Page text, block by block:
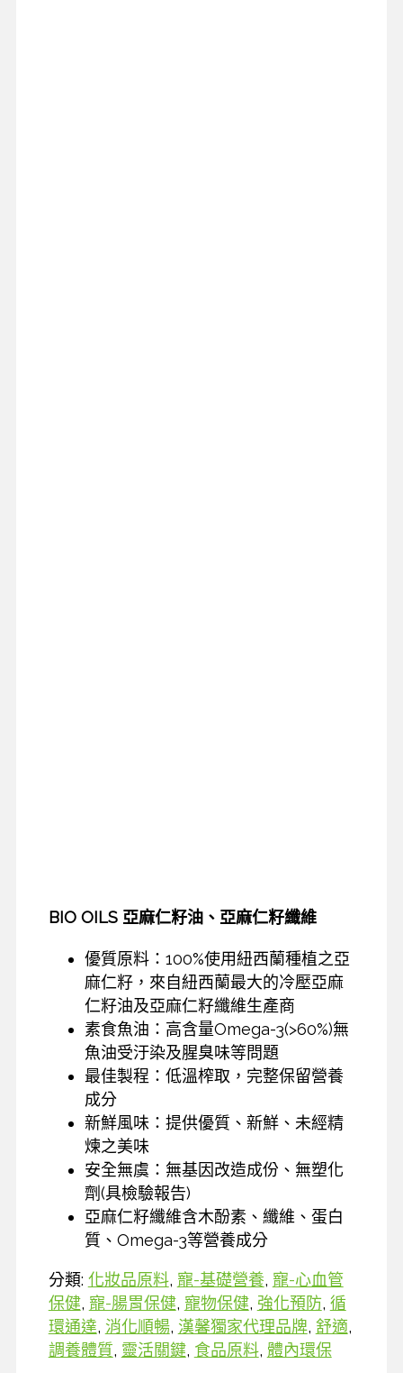
BIO OILS 亞麻仁籽油、亞麻仁籽纖維
優質原料：100%使用紐西蘭種植之亞
麻仁籽，來自紐西蘭最大的冷壓亞麻
仁籽油及亞麻仁籽纖維生產商
素食魚油：高含量Omega-3(>60%)無
魚油受汙染及腥臭味等問題
最佳製程：低溫榨取，完整保留營養
成分
新鮮風味：提供優質、新鮮、未經精
煉之美味
安全無虞：無基因改造成份、無塑化
劑(具檢驗報告)
亞麻仁籽纖維含木酚素、纖維、蛋白
質、Omega-3等營養成分
分類: 化妝品原料, 寵-基礎營養, 寵-心血管
保健, 寵-腸胃保健, 寵物保健, 強化預防, 循
環通達, 消化順暢, 漢馨獨家代理品牌, 舒適,
調養體質, 靈活關鍵, 食品原料, 體內環保